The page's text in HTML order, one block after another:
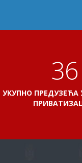
41
УКУПНО ПРЕДУЗЕЋА